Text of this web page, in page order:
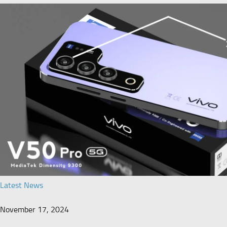
Latest News
November 17, 2024